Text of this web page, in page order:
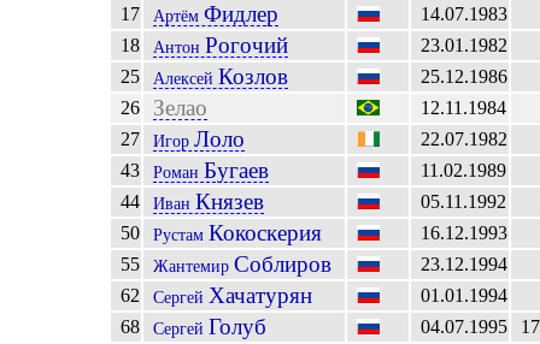
17
Артём Фидлер
14.07.1983
18
Антон Рогочий
23.01.1982
25
Алексей Козлов
25.12.1986
26
Зелао
12.11.1984
27
Игор Лоло
22.07.1982
43
Роман Бугаев
11.02.1989
44
Иван Князев
05.11.1992
50
Рустам Кокоскерия
16.12.1993
55
Жантемир Соблиров
23.12.1994
62
Сергей Хачатурян
01.01.1994
68
Сергей Голуб 04.07.1995